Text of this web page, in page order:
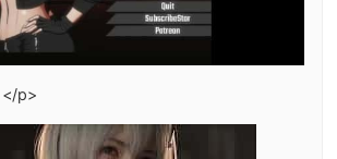
</p>